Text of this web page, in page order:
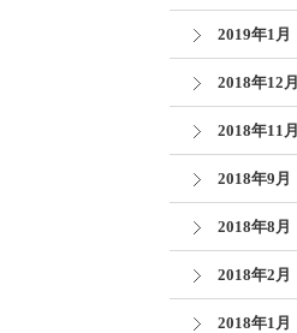
2019年1月
2018年12月
2018年11月
2018年9月
2018年8月
2018年2月
2018年1月